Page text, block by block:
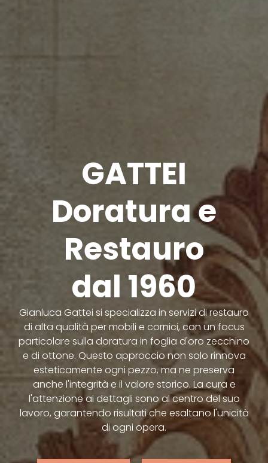
GATTEI
Doratura e
Restauro
dal 1960
Gianluca Gattei si specializza in servizi di restauro
di alta qualità per mobili e cornici, con un focus
particolare sulla doratura in foglia d'oro zecchino
e di ottone. Questo approccio non solo rinnova
esteticamente ogni pezzo, ma ne preserva
anche l'integrità e il valore storico. La cura e
l'attenzione ai dettagli sono al centro del suo
lavoro, garantendo risultati che esaltano l'unicità
di ogni opera.